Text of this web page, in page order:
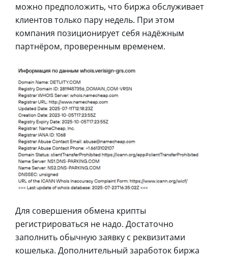
можно предположить, что биржа обслуживает
клиентов только пару недель. При этом
компания позиционирует себя надёжным
партнёром, проверенным временем.
Для совершения обмена крипты
регистрироваться не надо. Достаточно
заполнить обычную заявку с реквизитами
кошелька. Дополнительный заработок биржа